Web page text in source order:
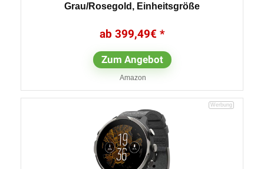
Grau/Rosegold, Einheitsgröße
399,49€
Zum Angebot
Amazon